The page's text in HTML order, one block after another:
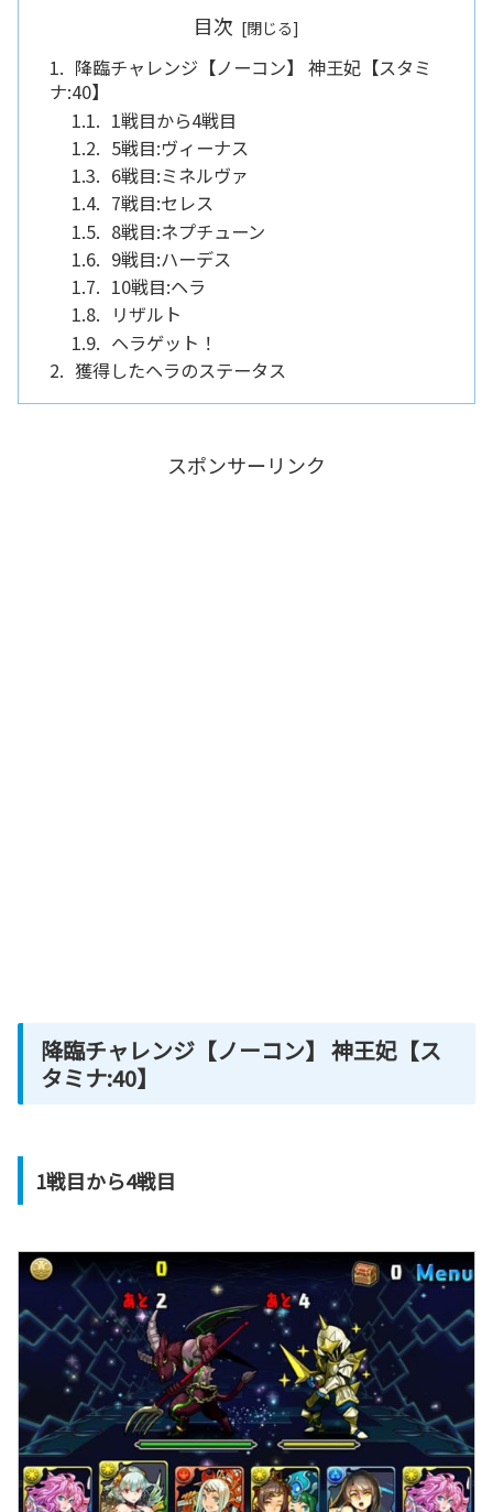
目次
降臨チャレンジ【ノーコン】 神王妃【スタミ
ナ:40】
1戦目から4戦目
5戦目:ヴィーナス
6戦目:ミネルヴァ
7戦目:セレス
8戦目:ネプチューン
9戦目:ハーデス
10戦目:ヘラ
リザルト
ヘラゲット！
獲得したヘラのステータス
スポンサーリンク
降臨チャレンジ【ノーコン】 神王妃【ス
タミナ:40】
1戦目から4戦目